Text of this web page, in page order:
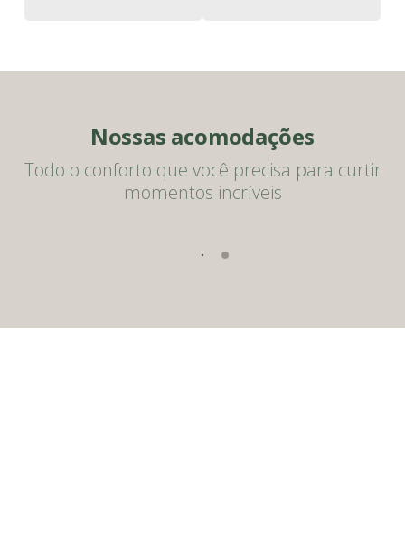
Nossas acomodações
Todo o conforto que você precisa para curtir
momentos incríveis